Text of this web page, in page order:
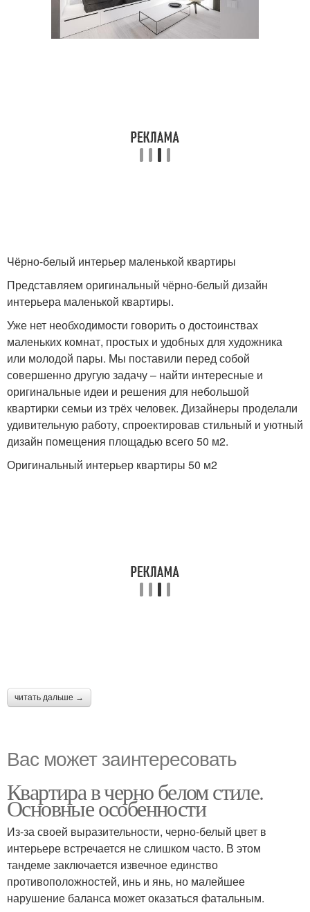
Чёрно-белый интерьер маленькой квартиры
Представляем оригинальный чёрно-белый дизайн
интерьера маленькой квартиры.
Уже нет необходимости говорить о достоинствах
маленьких комнат, простых и удобных для художника
или молодой пары. Мы поставили перед собой
совершенно другую задачу – найти интересные и
оригинальные идеи и решения для небольшой
квартирки семьи из трёх человек. Дизайнеры проделали
удивительную работу, спроектировав стильный и уютный
дизайн помещения площадью всего 50 м2.
Оригинальный интерьер квартиры 50 м2
читать дальше →
Вас может заинтересовать
Квартира в черно белом стиле.
Основные особенности
Из-за своей выразительности, черно-белый цвет в
интерьере встречается не слишком часто. В этом
тандеме заключается извечное единство
противоположностей, инь и янь, но малейшее
нарушение баланса может оказаться фатальным.